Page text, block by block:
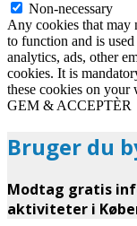
Non-necessary
Any cookies that may
to function and is
analytics, ads, other
cookies. It is
these cookies on your
GEM & ACCEPTÈR
Bruger du
Modtag gratis
aktiviteter i